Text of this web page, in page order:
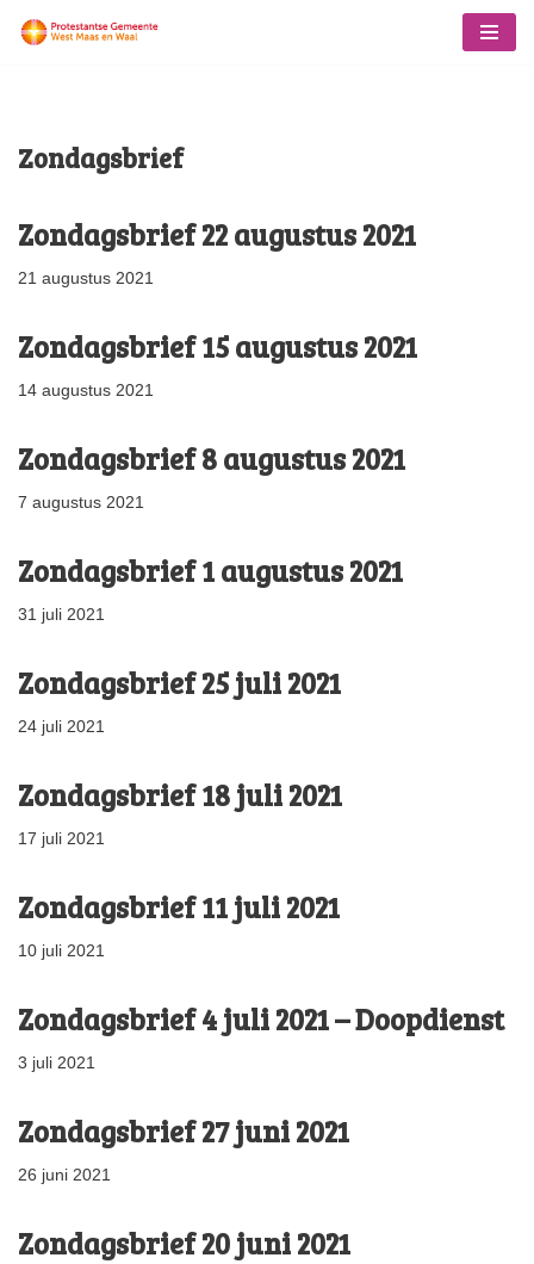
inhoud
Zondagsbrief
Zondagsbrief 22 augustus 2021
21 augustus 2021
Zondagsbrief 15 augustus 2021
14 augustus 2021
Zondagsbrief 8 augustus 2021
7 augustus 2021
Zondagsbrief 1 augustus 2021
31 juli 2021
Zondagsbrief 25 juli 2021
24 juli 2021
Zondagsbrief 18 juli 2021
17 juli 2021
Zondagsbrief 11 juli 2021
10 juli 2021
Zondagsbrief 4 juli 2021 – Doopdienst
3 juli 2021
Zondagsbrief 27 juni 2021
26 juni 2021
Zondagsbrief 20 juni 2021